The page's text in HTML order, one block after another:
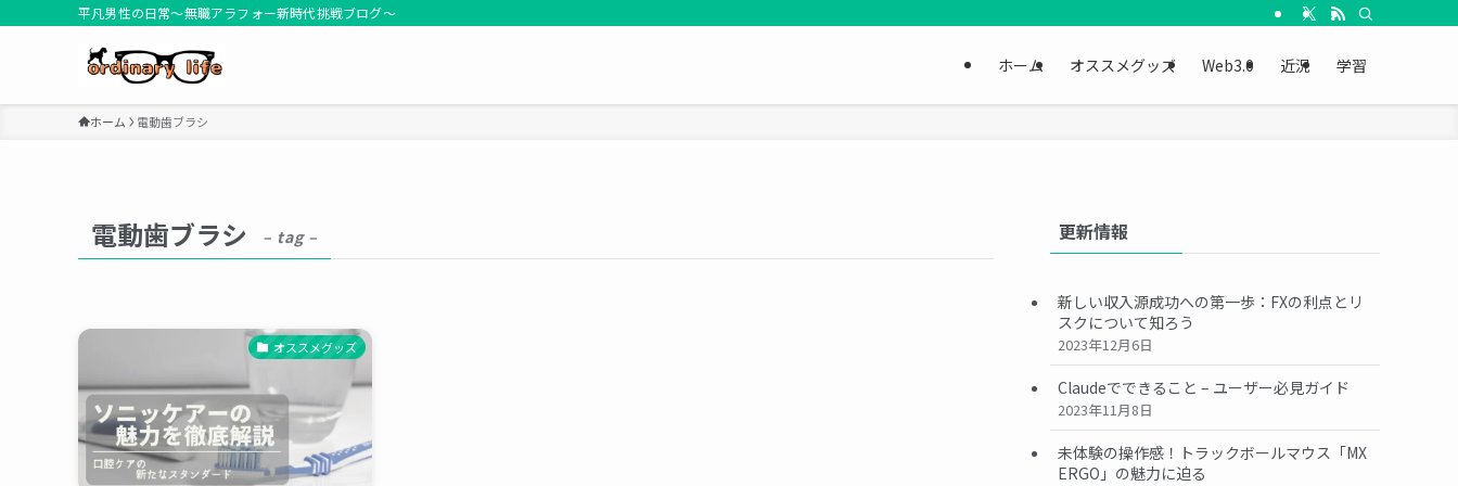
平凡男性の日常～無職アラフォー新時代挑戦ブログ～
ホーム オススメグッズ Web3.0 近況 学習
ホーム 電動歯ブラシ
電動歯ブラシ – tag –
オススメグッズ
更新情報
新しい収入源成功への第一歩：FXの利点とリ
スクについて知ろう
2023年12月6日
Claudeでできること – ユーザー必見ガイド
2023年11月8日
未体験の操作感！トラックボールマウス「MX
ERGO」の魅力に迫る